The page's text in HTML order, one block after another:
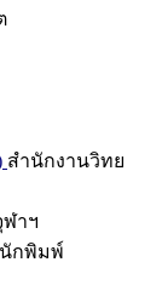
สำนักงานวิทย
าฯ
กพิมพ์